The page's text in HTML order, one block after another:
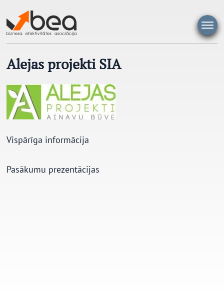
saturu
Alejas projekti SIA
Vispārīga informācija
Pasākumu prezentācijas